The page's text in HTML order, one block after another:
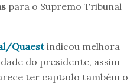
para o Supremo Tribunal
Quaestindicou melhora
do presidente, assim
ter captado também o